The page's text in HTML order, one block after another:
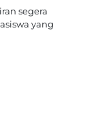
segera
yang